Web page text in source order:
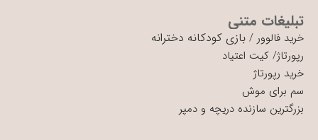
تبلیغات متنی
خرید فالوور / بازی کودکانه دخترانه
رپورتاژ/ کیت اعتیاد
خرید رپورتاژ
سم برای موش
بزرگترین سازنده دریچه و دمپر